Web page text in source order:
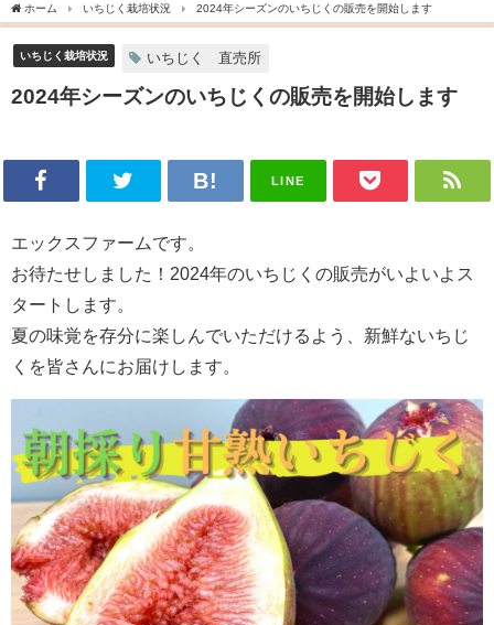
ホーム いちじく栽培状況 2024年シーズンのいちじくの販売を開始します
いちじく栽培状況 いちじく 直売所
2024年シーズンのいちじくの販売を開始します
LINE
エックスファームです。
お待たせしました！2024年のいちじくの販売がいよいよス
タートします。
夏の味覚を存分に楽しんでいただけるよう、新鮮ないちじ
くを皆さんにお届けします。